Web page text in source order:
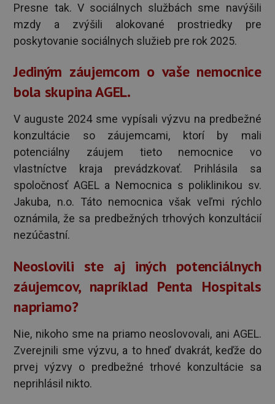
Presne tak. V sociálnych službách sme navýšili
mzdy a zvýšili alokované prostriedky pre
poskytovanie sociálnych služieb pre rok 2025.
Jediným záujemcom o vaše nemocnice
bola skupina AGEL.
V auguste 2024 sme vypísali výzvu na predbežné
konzultácie so záujemcami, ktorí by mali
potenciálny záujem tieto nemocnice vo
vlastníctve kraja prevádzkovať. Prihlásila sa
spoločnosť AGEL a Nemocnica s poliklinikou sv.
Jakuba, n.o. Táto nemocnica však veľmi rýchlo
oznámila, že sa predbežných trhových konzultácií
nezúčastní.
Neoslovili ste aj iných potenciálnych
záujemcov, napríklad Penta Hospitals
napriamo?
Nie, nikoho sme na priamo neoslovovali, ani AGEL.
Zverejnili sme výzvu, a to hneď dvakrát, keďže do
prvej výzvy o predbežné trhové konzultácie sa
neprihlásil nikto.